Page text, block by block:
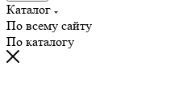
Каталог
По всему сайту
По каталогу